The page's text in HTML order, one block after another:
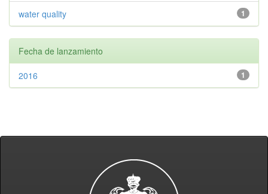
1
water quality
Fecha de lanzamiento
1
2016